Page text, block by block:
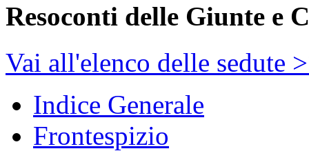
Resoconti delle Giunte e
Vai all'elenco delle sedute
Indice Generale
Frontespizio